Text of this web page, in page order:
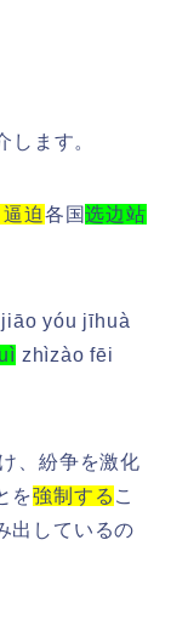
ます。
逼迫各国选边站
yóu jīhuà
zhìzào fēi
、紛争を激化
を強制する こ
出しているの